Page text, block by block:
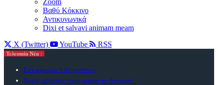
Zoom
Βαθύ Κόκκινο
Αντικυνωνικά
Dixi et salvavi animam meam
X (Twitter)
YouTube RSS
Τελευταία Νέα :
Σαν σήμερα 9 Αυγούστου
Χωρίς αξονικό τομογράφο το Αττικόν!